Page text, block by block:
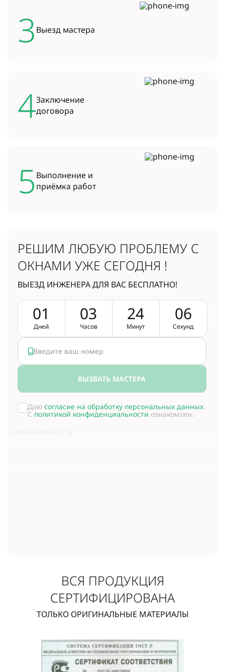
3 Выезд мастера
4Заключение
договора
5Выполнение и
приёмка работ
РЕШИМ ЛЮБУЮ ПРОБЛЕМУ С
ОКНАМИ УЖЕ СЕГОДНЯ !
ВЫЕЗД ИНЖЕНЕРА ДЛЯ ВАС БЕСПЛАТНО!
01
Дней
03
Часов
24
Минут
06
Секунд
ВЫЗВАТЬ МАСТЕРА
Даю согласие на обработку персональных данных.
С политикой конфиденциальности ознакомлен.
ВСЯ ПРОДУКЦИЯ
СЕРТИФИЦИРОВАНА
ТОЛЬКО ОРИГИНАЛЬНЫЕ МАТЕРИАЛЫ